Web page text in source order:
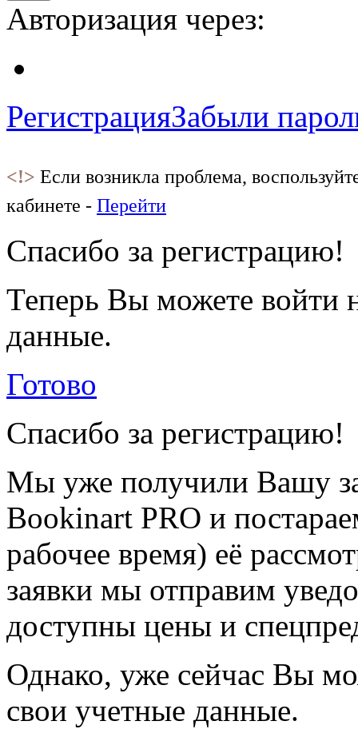
Авторизация через:
РегистрацияЗабыли
<!> Если возникла проблема,
кабинете - Перейти
Спасибо за регистрацию!
Теперь Вы можете войти
данные.
Готово
Спасибо за регистрацию!
Мы уже получили Вашу
Bookinart PRO и
рабочее время) её
заявки мы отправим
доступны цены и
Однако, уже сейчас Вы
свои учетные данные.